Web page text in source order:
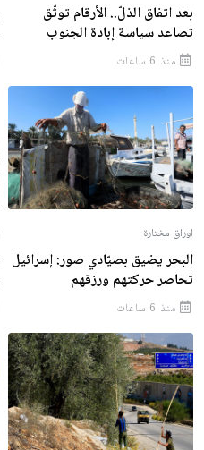
بعد اتفاق الذلّ.. الأرقام توثّق
تصاعد سياسة إبادة الجنوب
منذ 6 ساعات
اوراق مختارة
البحر يضيق بصيّادي صور: إسرائيل
تحاصر حركتهم ورزقهم
منذ 6 ساعات